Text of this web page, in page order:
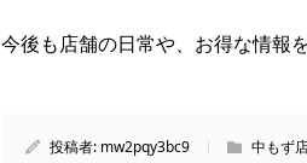
今後も店舗の日常や、お得な情報
投稿者: mw2pqy3bc9 中もず